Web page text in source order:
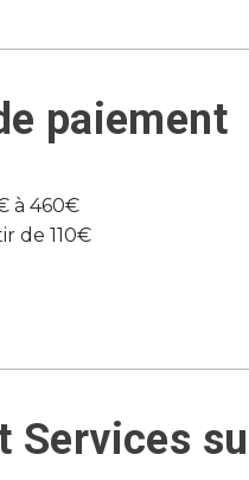
paiement
à 460€
de 110€
Services